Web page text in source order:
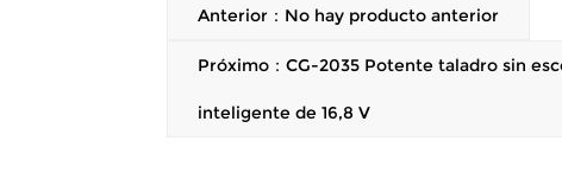
Anterior：No hay producto anterior
Próximo：CG-2035 Potente taladro sin
inteligente de 16,8 V